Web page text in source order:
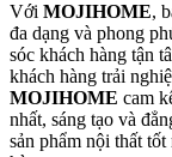
Với MOJIHOME,
đa dạng và phong
sóc khách hàng tận
khách hàng trải
MOJIHOME cam
nhất, sáng tạo và
sản phẩm nội thất